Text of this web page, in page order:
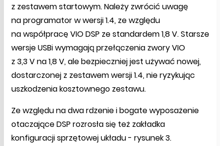
z zestawem startowym. Należy zwrócić uwagę
na programator w wersji 1.4, ze względu
na współpracę VIO DSP ze standardem 1,8 V. Starsze
wersje USBi wymagają przełączenia zwory VIO
z 3,3 V na 1,8 V, ale bezpieczniej jest używać nowej,
dostarczonej z zestawem wersji 1.4, nie ryzykując
uszkodzenia kosztownego zestawu.
Ze względu na dwa rdzenie i bogate wyposażenie
otaczające DSP rozrosła się też zakładka
konfiguracji sprzętowej układu - rysunek 3.